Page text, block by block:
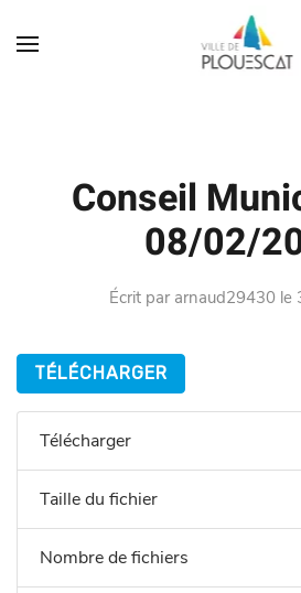
Conseil
08/02/
Écrit par arnaud29430 le
TÉLÉCHARGER
Télécharger
Taille du fichier
Nombre de fichiers